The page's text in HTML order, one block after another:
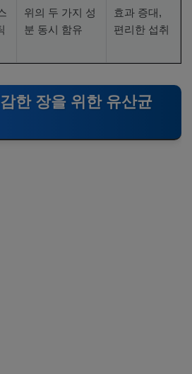
위의 두 가지 성
분 동시 함유
효과 증대,
편리한 섭취
한 장을 위한 유산균